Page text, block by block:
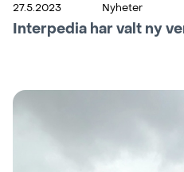
27.5.2023 Nyheter
Interpedia har valt ny